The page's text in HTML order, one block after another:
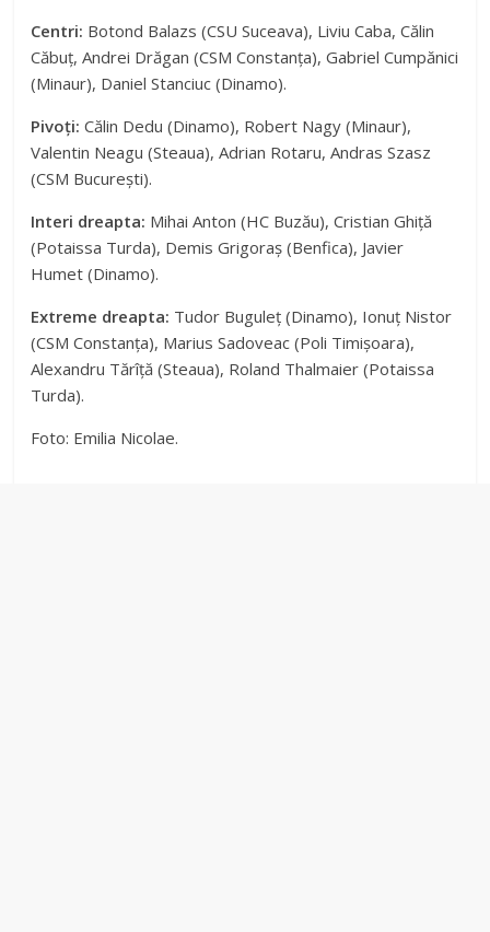
Centri: Botond Balazs (CSU Suceava), Liviu Caba, Călin
Căbuț, Andrei Drăgan (CSM Constanța), Gabriel Cumpănici
(Minaur), Daniel Stanciuc (Dinamo).
Pivoți: Călin Dedu (Dinamo), Robert Nagy (Minaur),
Valentin Neagu (Steaua), Adrian Rotaru, Andras Szasz
(CSM București).
Interi dreapta: Mihai Anton (HC Buzău), Cristian Ghiță
(Potaissa Turda), Demis Grigoraș (Benfica), Javier
Humet (Dinamo).
Extreme dreapta: Tudor Buguleț (Dinamo), Ionuț Nistor
(CSM Constanța), Marius Sadoveac (Poli Timișoara),
Alexandru Tărîță (Steaua), Roland Thalmaier (Potaissa
Turda).
Foto: Emilia Nicolae.